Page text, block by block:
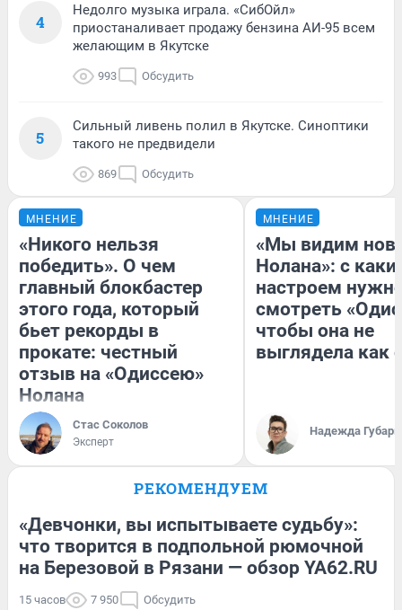
4
Недолго музыка играла. «СибОйл»
приостаналивает продажу бензина АИ-95 всем
желающим в Якутске
993 Обсудить
5
Сильный ливень полил в Якутске. Синоптики
такого не предвидели
869 Обсудить
МНЕНИЕ
«Никого нельзя
победить». О чем
главный блокбастер
этого года, который
бьет рекорды в
прокате: честный
отзыв на «Одиссею»
Нолана
Стас Соколов
Эксперт
МНЕНИЕ
«Мы видим
Нолана»: с
настроем
смотреть
чтобы она не
выглядела как
Надежда Губарь
РЕКОМЕНДУЕМ
«Девчонки, вы испытываете судьбу»:
что творится в подпольной рюмочной
на Березовой в Рязани — обзор YA62.RU
15 часов 7 950 Обсудить